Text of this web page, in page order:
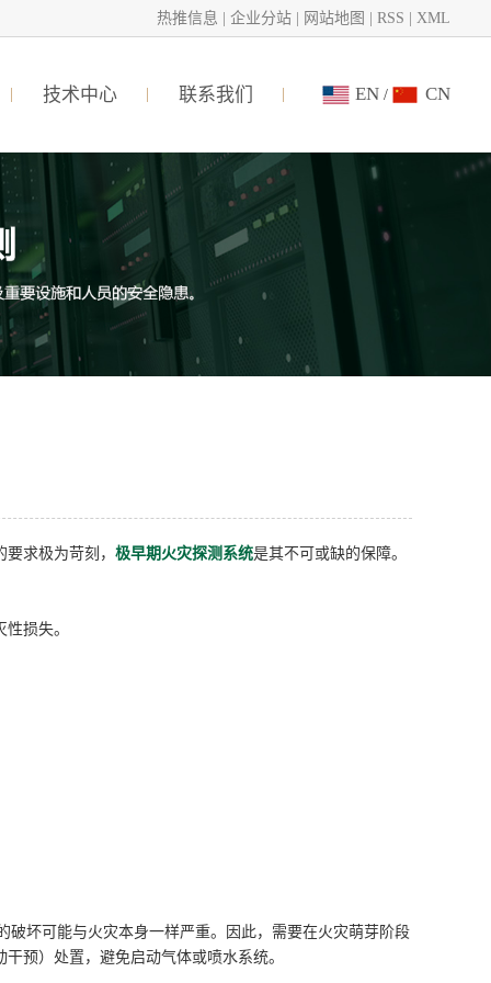
热推信息 企业分站 网站地图 RSS XML
技术中心 联系我们 EN / CN
求极为苛刻， 极早期火灾探测系统是其不可或缺的保障。
损失。
坏可能与火灾本身一样严重。因此，需要在火灾萌芽阶段
预）处置，避免启动气体或喷水系统。